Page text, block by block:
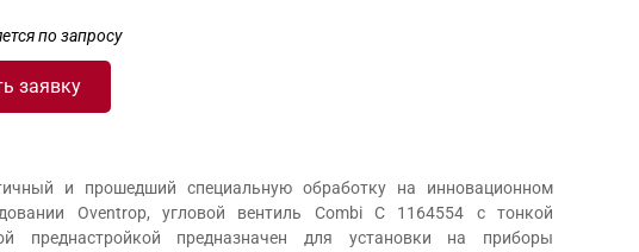
по запросу
заявку
и прошедший специальную обработку на инновационном
Oventrop, угловой вентиль Combi C 1164554 с тонкой
преднастройкой предназначен для установки на приборы